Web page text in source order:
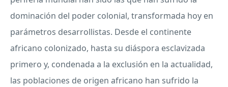
dominación del poder colonial, transformada hoy en
parámetros desarrollistas. Desde el continente
africano colonizado, hasta su diáspora esclavizada
primero y, condenada a la exclusión en la actualidad,
las poblaciones de origen africano han sufrido la